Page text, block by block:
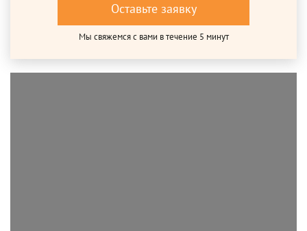
Оставьте заявку
Мы свяжемся с вами в течение 5 минут